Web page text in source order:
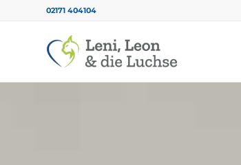
02171 404104